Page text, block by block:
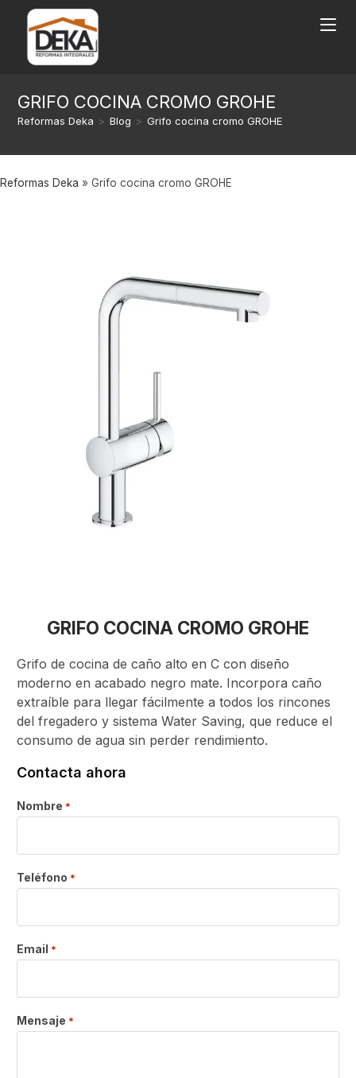
GRIFO COCINA CROMO GROHE
Reformas Deka > Blog > Grifo cocina cromo GROHE
Reformas Deka » Grifo cocina cromo GROHE
GRIFO COCINA CROMO GROHE
Grifo de cocina de caño alto en C con diseño
moderno en acabado negro mate. Incorpora caño
extraíble para llegar fácilmente a todos los rincones
del fregadero y sistema Water Saving, que reduce el
consumo de agua sin perder rendimiento.
Contacta ahora
Nombre *
Teléfono *
Email *
Mensaje *